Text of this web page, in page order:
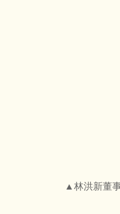
▲林洪新董